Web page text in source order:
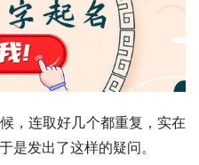
，连取好几个都重复，实在
是发出了这样的疑问。